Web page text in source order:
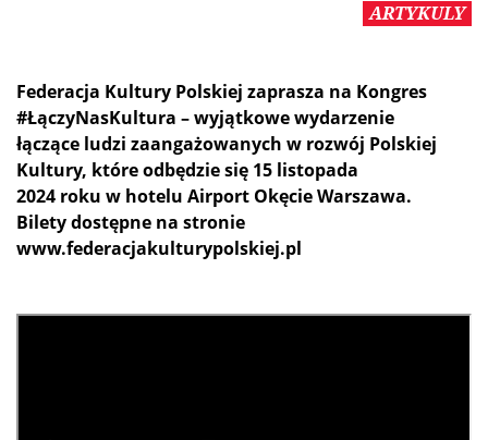
ARTYKULY
Federacja Kultury Polskiej zaprasza na Kongres
#ŁączyNasKultura – wyjątkowe wydarzenie
łączące ludzi zaangażowanych w rozwój Polskiej
Kultury, które odbędzie się 15 listopada
2024 roku w hotelu Airport Okęcie Warszawa.
Bilety dostępne na stronie
www.federacjakulturypolskiej.pl